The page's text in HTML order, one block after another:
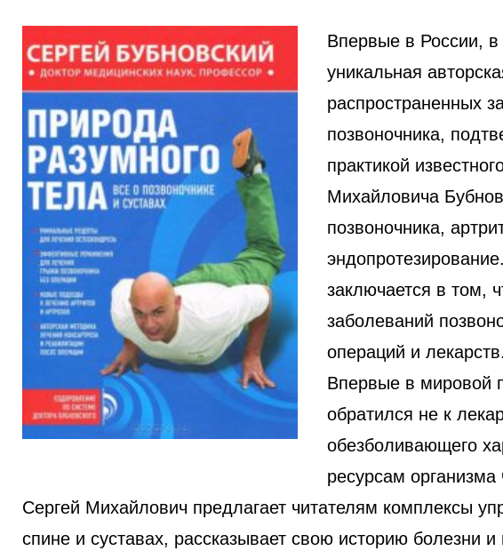
Впервые в России, в
уникальная
распространенных
позвоночника,
практикой
Михайловича
позвоночника,
заключается в том,
заболеваний
операций и лекарств.
Впервые в мировой
обратился не к
обезболивающего
ресурсам организма
Сергей Михайлович предлагает читателям комплексы
спине и суставах, рассказывает свою историю болезни и